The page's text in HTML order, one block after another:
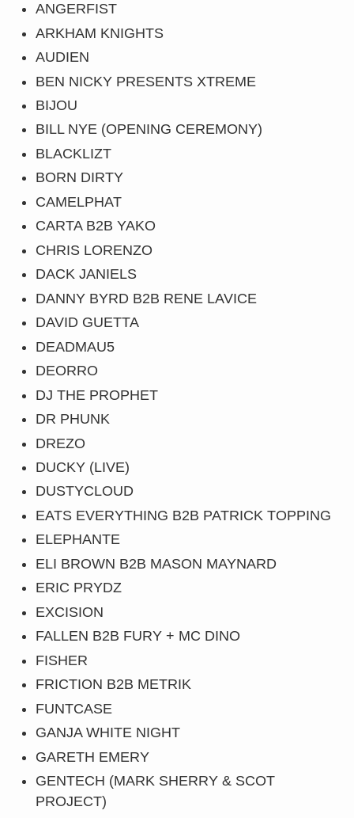
ANGERFIST
ARKHAM KNIGHTS
AUDIEN
BEN NICKY PRESENTS XTREME
BIJOU
BILL NYE (OPENING CEREMONY)
BLACKLIZT
BORN DIRTY
CAMELPHAT
CARTA B2B YAKO
CHRIS LORENZO
DACK JANIELS
DANNY BYRD B2B RENE LAVICE
DAVID GUETTA
DEADMAU5
DEORRO
DJ THE PROPHET
DR PHUNK
DREZO
DUCKY (LIVE)
DUSTYCLOUD
EATS EVERYTHING B2B PATRICK TOPPING
ELEPHANTE
ELI BROWN B2B MASON MAYNARD
ERIC PRYDZ
EXCISION
FALLEN B2B FURY + MC DINO
FISHER
FRICTION B2B METRIK
FUNTCASE
GANJA WHITE NIGHT
GARETH EMERY
GENTECH (MARK SHERRY & SCOT
PROJECT)